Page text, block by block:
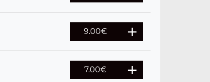
9.00€
7.00€